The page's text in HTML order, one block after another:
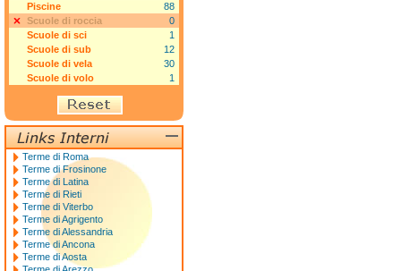
Piscine
88
Scuole di roccia
0
Scuole di sci
1
Scuole di sub
12
Scuole di vela
30
Scuole di volo
1
Terme di Roma
Terme di Frosinone
Terme di Latina
Terme di Rieti
Terme di Viterbo
Terme di Agrigento
Terme di Alessandria
Terme di Ancona
Terme di Aosta